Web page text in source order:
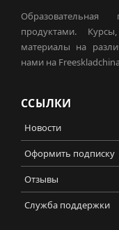
продуктами.
материалы на
нами на
ССЫЛКИ
Новости
Оформить подписку
Отзывы
Служба поддержки